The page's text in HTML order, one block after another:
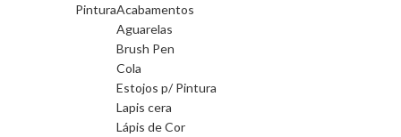
PinturaAcabamentos
Aguarelas
Brush Pen
Cola
Estojos p/ Pintura
Lapis cera
Lápis de Cor